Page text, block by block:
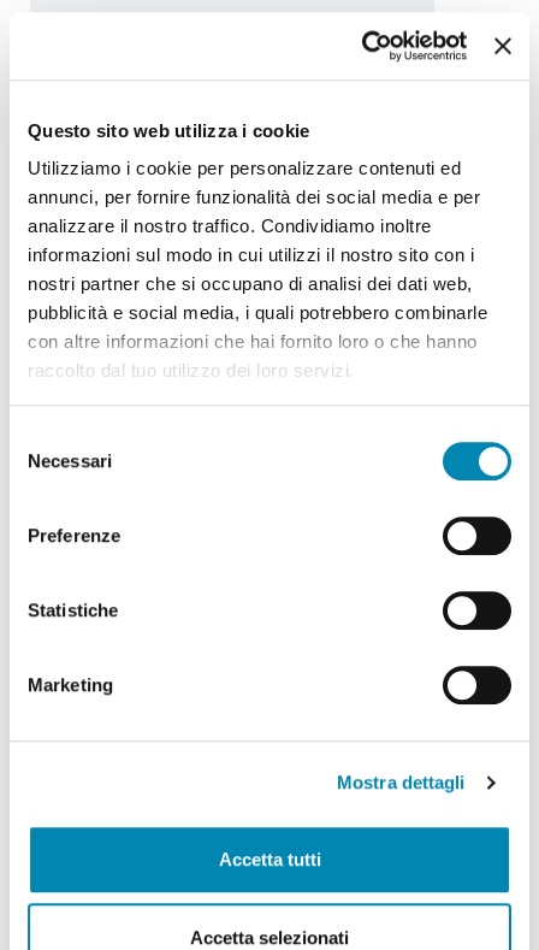
Questo sito web utilizza i cookie
Utilizziamo i cookie per personalizzare contenuti ed
annunci, per fornire funzionalità dei social media e per
analizzare il nostro traffico. Condividiamo inoltre
informazioni sul modo in cui utilizzi il nostro sito con i
nostri partner che si occupano di analisi dei dati web,
pubblicità e social media, i quali potrebbero combinarle
con altre informazioni che hai fornito loro o che hanno
raccolto dal tuo utilizzo dei loro servizi.
delNecessari
Preferenze
Statistiche
Marketing
Mostra dettagli
Accetta tutti
Accetta selezionati
un’associazione attiva dal 1996 che riunisce
oltre 40 Città, Unioni di Comuni e Regioni
italiane, il cui obiettivo è promuovere, anche
nel nostro paese, nuove politiche di sicurezza
urbana.
Il network